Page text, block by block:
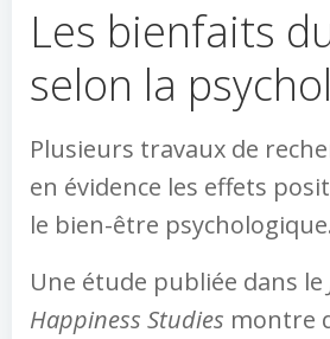
Les bienfaits
selon la
Plusieurs travaux de
en évidence les effets
le bien-être psychologique.
Une étude publiée dans le
Happiness Studies montre